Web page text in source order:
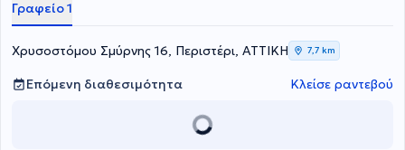
Γραφείο 1
Χρυσοστόμου Σμύρνης 16, Περιστέρι, ΑΤΤΙΚΗ 7,7 km
Επόμενη διαθεσιμότητα Κλείσε ραντεβού